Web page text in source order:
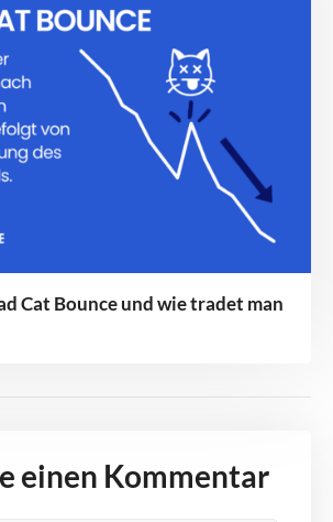
Cat Bounce und wie tradet man
einen Kommentar